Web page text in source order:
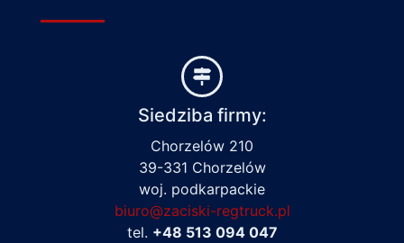
Siedziba firmy:
Chorzelów 210
39-331 Chorzelów
woj. podkarpackie
biuro@zaciski-regtruck.pl
tel. +48 513 094 047